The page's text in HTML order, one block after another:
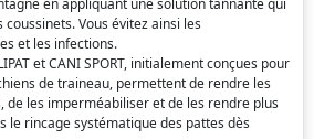
Vous évitez ainsi les
et les infections.
et CANI SPORT, initialement conçues pour
de traineau, permettent de rendre les
de les imperméabiliser et de les rendre plus
le rincage systématique des pattes dès